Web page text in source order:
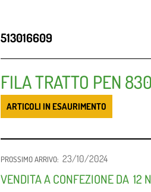
513016609
FILA TRATTO PEN
ARTICOLI IN ESAURIMENTO
PROSSIMO ARRIVO: 23/10/2024
VENDITA A CONFEZIONE DA 12